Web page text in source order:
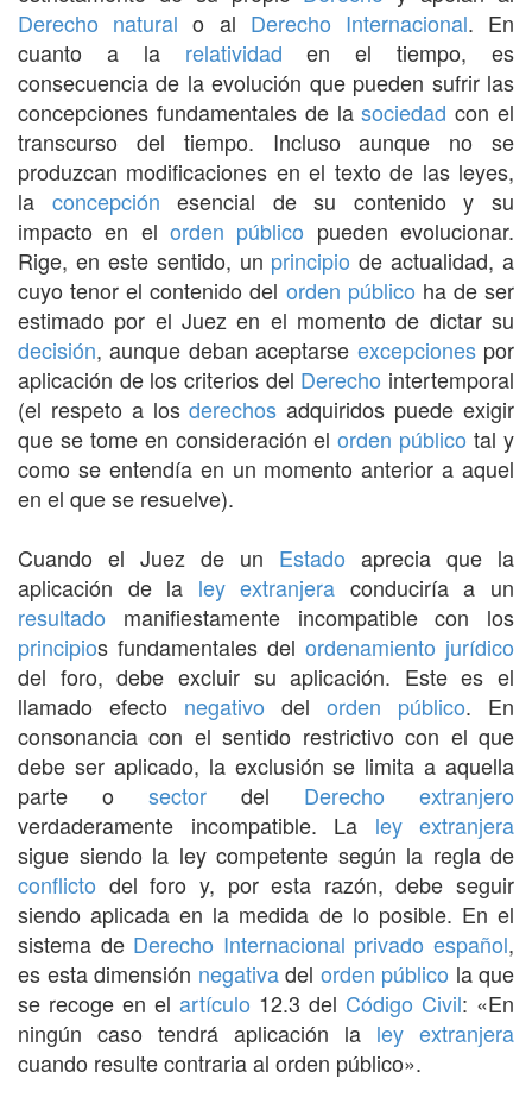
Derecho natural o al Derecho Internacional. En
cuanto a la relatividad en el tiempo, es
consecuencia de la evolución que pueden sufrir las
concepciones fundamentales de lasociedad con el
transcurso del tiempo. Incluso aunque no se
produzcan modificaciones en el texto de las leyes,
la concepción esencial de su contenido y su
impacto en el orden público pueden evolucionar.
Rige, en este sentido, un principio de actualidad, a
cuyo tenor el contenido del orden público ha de ser
estimado por el Juez en el momento de dictar su
decisión, aunque deban aceptarse excepcionespor
aplicación de los criterios del Derecho intertemporal
(el respeto a losderechos adquiridos puede exigir
que se tome en consideración elorden público tal y
como se entendía en un momento anterior a aquel
en el que se resuelve).
Cuando el Juez de un Estado aprecia que la
aplicación de la ley extranjera conduciría a un
resultado manifiestamente incompatible con los
principios fundamentales del ordenamiento jurídico
del foro, debe excluir su aplicación. Este es el
llamado efecto negativo del orden público. En
consonancia con el sentido restrictivo con el que
debe ser aplicado, la exclusión se limita a aquella
parte o sector del Derecho
extranjero
verdaderamente incompatible. La ley extranjera
sigue siendo la ley competente según la regla de
conflicto del foro y, por esta razón, debe seguir
siendo aplicada en la medida de lo posible. En el
sistema de Derecho Internacional privado español,
es esta dimensión negativadel orden público la que
se recoge en el artículo 12.3 del Código Civil: «En
ningún caso tendrá aplicación la ley extranjera
cuando resulte contraria al orden público».